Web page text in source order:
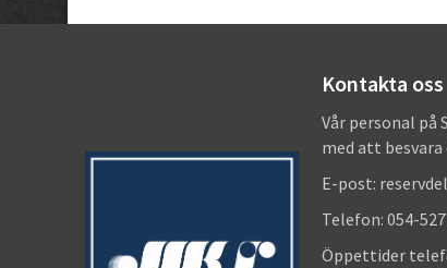
Kontakta oss
Vår personal på
med att
E-post:
Telefon: 054-527
Öppettider